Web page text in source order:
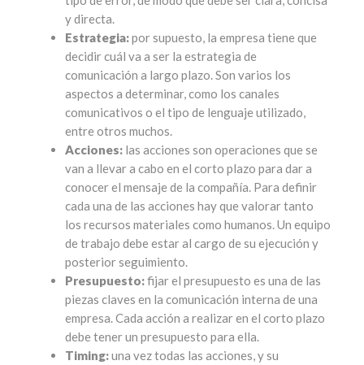
y directa.
Estrategia:por supuesto, la empresa tiene que
decidir cuál va a ser la estrategia de
comunicación a largo plazo. Son varios los
aspectos a determinar, como los canales
comunicativos o el tipo de lenguaje utilizado,
entre otros muchos.
Acciones: las acciones son operaciones que se
van a llevar a cabo en el corto plazo para dar a
conocer el mensaje de la compañía. Para definir
cada una de las acciones hay que valorar tanto
los recursos materiales como humanos. Un equipo
de trabajo debe estar al cargo de su ejecución y
posterior seguimiento.
Presupuesto:fijar el presupuesto es una de las
piezas claves en la comunicación interna de una
empresa. Cada acción a realizar en el corto plazo
debe tener un presupuesto para ella.
Timing:una vez todas las acciones, y su